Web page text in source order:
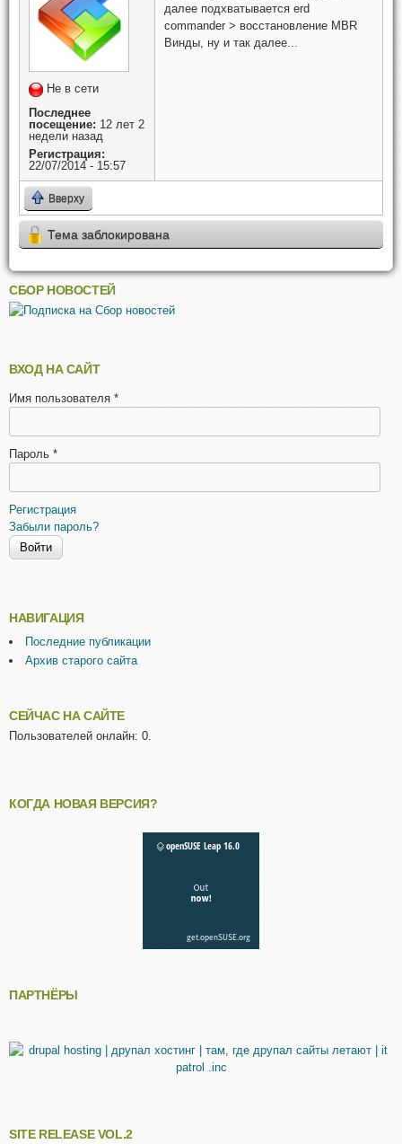
Не в сети
Последнее
посещение: 12 лет 2
недели назад
Регистрация:
22/07/2014 - 15:57
далее подхватывается erd
commander > восстановление MBR
Винды, ну и так далее...
Вверху
Тема заблокирована
СБОР НОВОСТЕЙ
ВХОД НА САЙТ
Имя пользователя *
Пароль *
Регистрация
Забыли пароль?
НАВИГАЦИЯ
Последние публикации
Архив старого сайта
СЕЙЧАС НА САЙТЕ
Пользователей онлайн: 0.
КОГДА НОВАЯ ВЕРСИЯ?
ПАРТНЁРЫ
SITE RELEASE VOL.2